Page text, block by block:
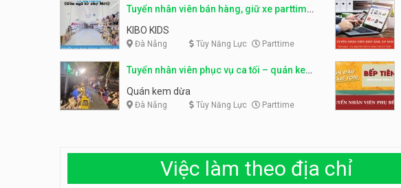
Tuyển nhân viên bán hàng, giữ xe parttime
– Kibo Kid
KIBO KIDS
Đà Nẵng Tùy Năng Lực Parttime
Tuyển nhân viên phục vụ ca tối – quán kem
dừa
Quán kem dừa
Đà Nẵng Tùy Năng Lực Parttime
Việc làm theo địa chỉ